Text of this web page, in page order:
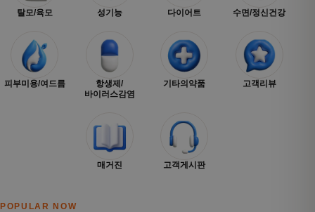
탈모/육모 성기능 다이어트 수면/정신건강
피부미용/여드름
항생제/
바이러스감염
기타의약품 고객리뷰
매거진 고객게시판
POPULAR NOW